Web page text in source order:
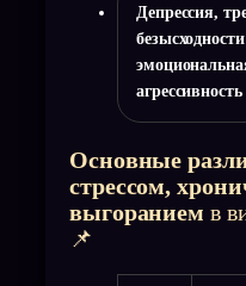
Депрессия,
Основные
стрессом,
выгоранием в
📌